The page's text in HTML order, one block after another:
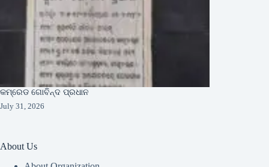
କମ୍ରେଡ ଗୋବିନ୍ଦ ପ୍ରଧାନ
July 31, 2026
About Us